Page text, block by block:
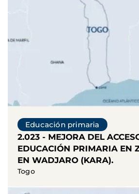
Educación primaria
2.023 - MEJORA DEL
EDUCACIÓN PRIMARIA EN
EN WADJARO (KARA).
Togo